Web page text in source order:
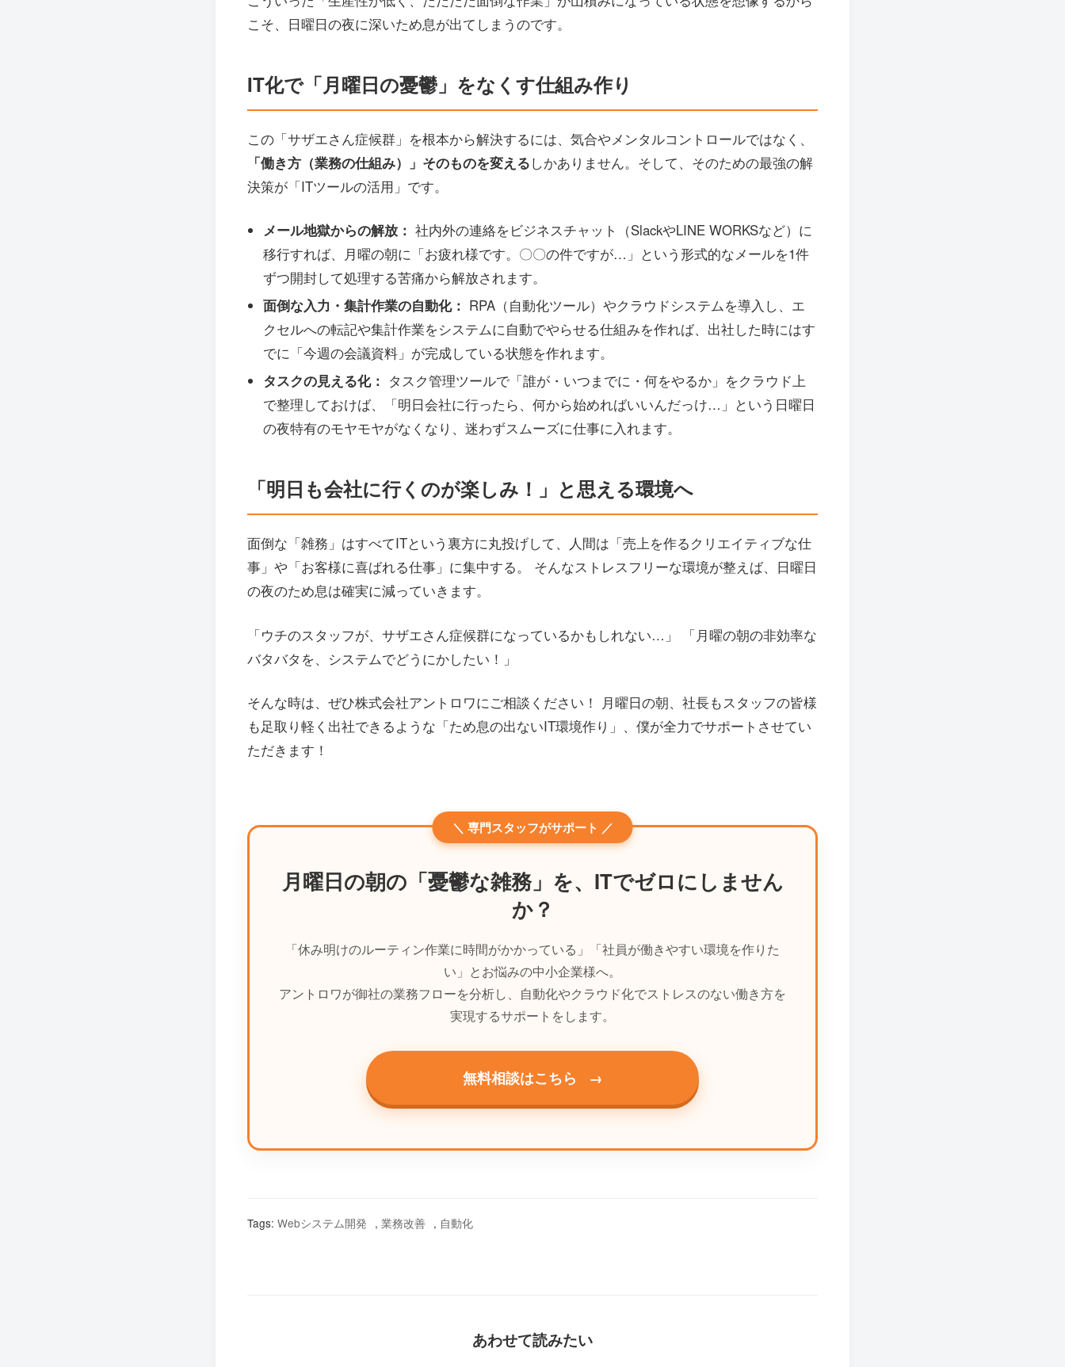
こそ、日曜日の夜に深いため息が出てしまうのです。
IT化で「月曜日の憂鬱」をなくす仕組み作り
この「サザエさん症候群」を根本から解決するには、気合やメンタルコントロールではなく、
「働き方（業務の仕組み）」そのものを変えるしかありません。そして、そのための最強の解
決策が「ITツールの活用」です。
メール地獄からの解放： 社内外の連絡をビジネスチャット（SlackやLINE WORKSなど）に
移行すれば、月曜の朝に「お疲れ様です。〇〇の件ですが…」という形式的なメールを1件
ずつ開封して処理する苦痛から解放されます。
面倒な入力・集計作業の自動化： RPA（自動化ツール）やクラウドシステムを導入し、エ
クセルへの転記や集計作業をシステムに自動でやらせる仕組みを作れば、出社した時にはす
でに「今週の会議資料」が完成している状態を作れます。
タスクの見える化： タスク管理ツールで「誰が・いつまでに・何をやるか」をクラウド上
で整理しておけば、「明日会社に行ったら、何から始めればいいんだっけ…」という日曜日
の夜特有のモヤモヤがなくなり、迷わずスムーズに仕事に入れます。
「明日も会社に行くのが楽しみ！」と思える環境へ
面倒な「雑務」はすべてITという裏方に丸投げして、人間は「売上を作るクリエイティブな仕
事」や「お客様に喜ばれる仕事」に集中する。 そんなストレスフリーな環境が整えば、日曜日
の夜のため息は確実に減っていきます。
「ウチのスタッフが、サザエさん症候群になっているかもしれない…」 「月曜の朝の非効率な
バタバタを、システムでどうにかしたい！」
そんな時は、ぜひ株式会社アントロワにご相談ください！ 月曜日の朝、社長もスタッフの皆様
も足取り軽く出社できるような「ため息の出ないIT環境作り」、僕が全力でサポートさせてい
ただきます！
＼ 専門スタッフがサポート ／
月曜日の朝の「憂鬱な雑務」を、ITでゼロにしません
か？
「休み明けのルーティン作業に時間がかかっている」「社員が働きやすい環境を作りた
い」とお悩みの中小企業様へ。
アントロワが御社の業務フローを分析し、自動化やクラウド化でストレスのない働き方を
実現するサポートをします。
無料相談はこちら →
Tags: Webシステム開発 , 業務改善 , 自動化
あわせて読みたい